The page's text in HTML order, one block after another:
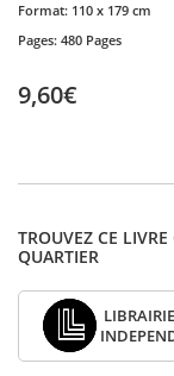
Format: 110 x 179 cm
Pages: 480 Pages
9,60€
TROUVEZ CE
QUARTIER